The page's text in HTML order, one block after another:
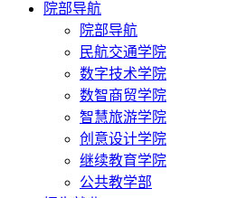
院部导航
院部导航
民航交通学院
数字技术学院
数智商贸学院
智慧旅游学院
创意设计学院
继续教育学院
公共教学部